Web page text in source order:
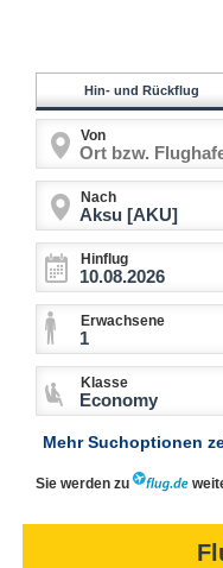
Hin- und Rückflug
Von
Nach
Hinflug
Erwachsene
1
Klasse
Economy
Mehr Suchoptionen
Sie werden zu